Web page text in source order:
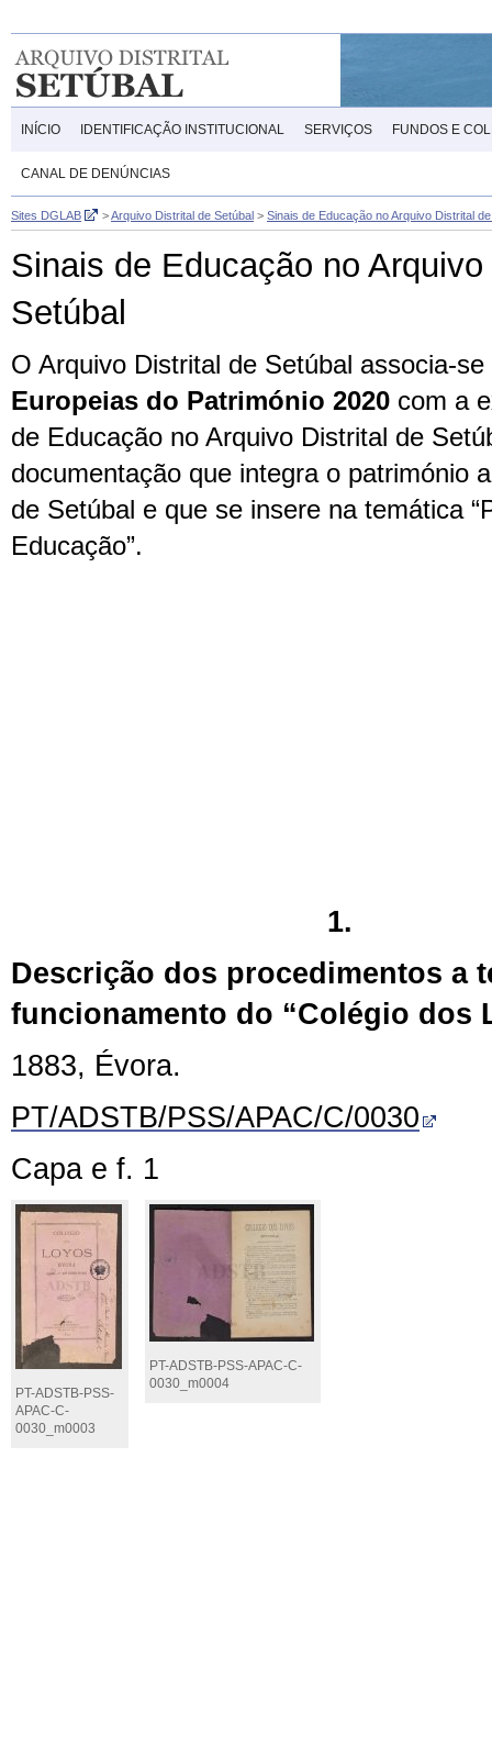
INÍCIO IDENTIFICAÇÃO INSTITUCIONAL SERVIÇOS FUNDOS E
CANAL DE DENÚNCIAS
Sites DGLAB >Arquivo Distrital de Setúbal > Sinais de Educação no Arquivo Distrital
Sinais de Educação no
Setúbal
O Arquivo Distrital de Setúbal associa-
Europeias do Património 2020 com a
de Educação no Arquivo Distrital de
documentação que integra o património
de Setúbal e que se insere na temática
Educação”.
1.
Descrição dos procedimentos a
funcionamento do “Colégio dos
1883, Évora.
PT/ADSTB/PSS/APAC/C/0030
Capa e f. 1
PT-ADSTB-PSS-
APAC-C-
0030_m0003
PT-ADSTB-PSS-APAC-C-
0030_m0004